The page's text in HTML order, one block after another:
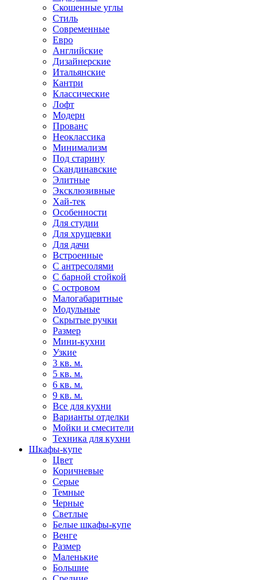
Скошенные углы
Стиль
Современные
Евро
Английские
Дизайнерские
Итальянские
Кантри
Классические
Лофт
Модерн
Прованс
Неоклассика
Минимализм
Под старину
Скандинавские
Элитные
Эксклюзивные
Хай-тек
Особенности
Для студии
Для хрущевки
Для дачи
Встроенные
С антресолями
С барной стойкой
С островом
Малогабаритные
Модульные
Скрытые ручки
Размер
Мини-кухни
Узкие
3 кв. м.
5 кв. м.
6 кв. м.
9 кв. м.
Все для кухни
Варианты отделки
Мойки и смесители
Техника для кухни
Шкафы-купе
Цвет
Коричневые
Серые
Темные
Черные
Светлые
Белые шкафы-купе
Венге
Размер
Маленькие
Большие